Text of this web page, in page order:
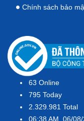
Chính sách bảo
63 Online
795 Today
2.329.981 Total
06:38 AM, 06/